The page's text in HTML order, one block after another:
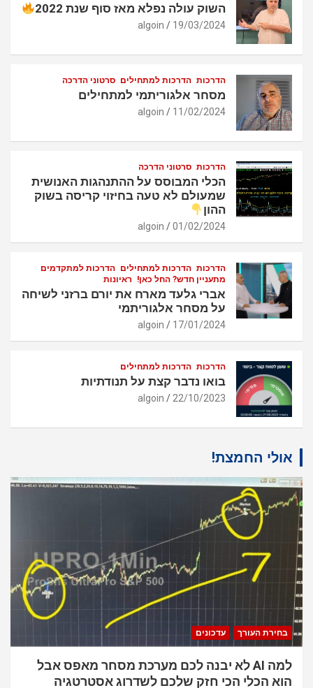
השוק עולה נפלא מאז סוף שנת 2022
19/03/2024
algoin
הדרכות הדרכות למתחילים סרטוני הדרכה
מסחר אלגוריתמי למתחילים
11/02/2024
algoin
הדרכות סרטוני הדרכה
הכלי המבוסס על ההתנהגות האנושית
שמעולם לא טעה בחיזוי קריסה בשוק
ההון
01/02/2024
algoin
הדרכות הדרכות למתחילים הדרכות למתקדמים
מתעניין חדש? החל כאן!
ראיונות
אברי גלעד מארח את יורם ברזני לשיחה
על מסחר אלגוריתמי
17/01/2024
algoin
הדרכות הדרכות למתחילים
בואו נדבר קצת על תנודתיות
22/10/2023
algoin
אולי החמצת!
בחירת העורך עדכונים
למה AI לא יבנה לכם מערכת מסחר מאפס אבל
הוא הכלי הכי חזק שלכם לשדרוג אסטרטגיה